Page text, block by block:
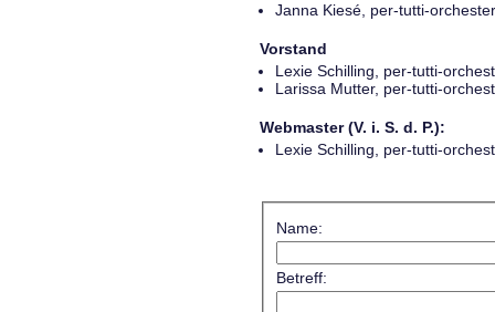
Janna Kiesé, per-tutti-
Vorstand
Lexie Schilling, per-tutti-
Larissa Mutter, per-tutti-
Webmaster (V. i. S. d. P.):
Lexie Schilling, per-tutti-
Name:
Betreff: